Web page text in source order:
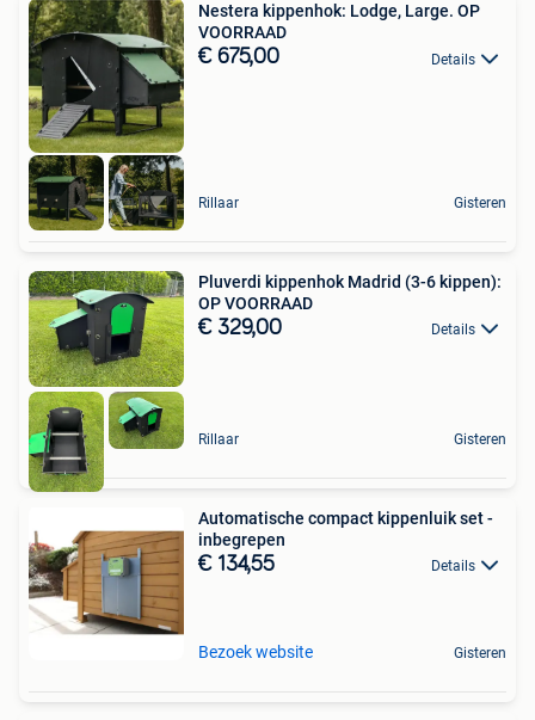
Nestera kippenhok: Lodge, Large. OP
VOORRAAD
€ 675,00 Details
Rillaar Gisteren
Pluverdi kippenhok Madrid (3-6 kippen):
OP VOORRAAD
€ 329,00 Details
Rillaar Gisteren
Automatische compact kippenluik set -
inbegrepen
€ 134,55 Details
Bezoek website Gisteren